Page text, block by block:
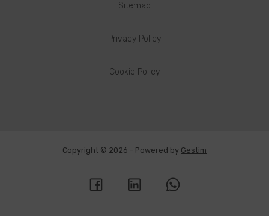
Sitemap
Privacy Policy
Cookie Policy
Copyright © 2026 - Powered by Gestim